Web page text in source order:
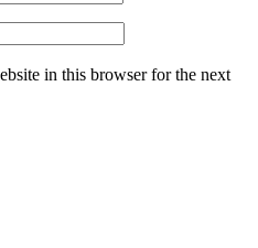
in this browser for the next